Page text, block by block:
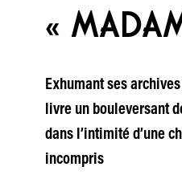
«
Exhumant ses
livre un bouleversant
dans l’intimité d’une
incompris